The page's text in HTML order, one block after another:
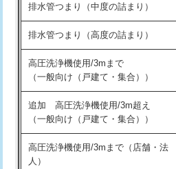
給水管工事※（ホール加工)
給水管工事※（バンド止め)
給水管工事※（支持金具設置)
給水管工事※（保温材使用（バンド止
め込み）)
給水管工事※（土の掘削・埋め戻し作
業)
排水管つまり（中度の詰まり）
排水管つまり（高度の詰まり）
高圧洗浄機使用/3mまで
（一般向け（戸建て・集合））
追加 高圧洗浄機使用/3m超え
（一般向け（戸建て・集合））
高圧洗浄機使用/3mまで（店舗・法
人）